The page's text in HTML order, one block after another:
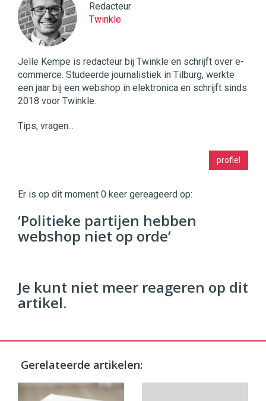
Redacteur
Twinkle
Jelle Kempe is redacteur bij Twinkle en schrijft over e-
commerce. Studeerde journalistiek in Tilburg, werkte
een jaar bij een webshop in elektronica en schrijft sinds
2018 voor Twinkle.
Tips, vragen...
profiel
Commerce https://twinklemagazine.nl
9654
Er is op dit moment 0 keer gereageerd op:
‘Politieke partijen hebben
webshop niet op orde’
Je kunt niet meer reageren op dit
artikel.
Gerelateerde artikelen: